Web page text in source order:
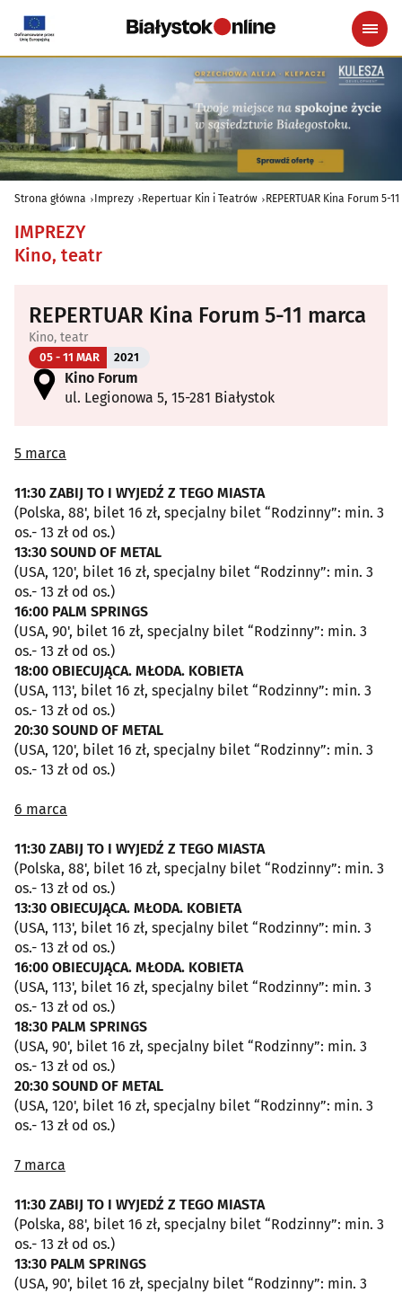
Strona główna Imprezy Repertuar Kin i Teatrów REPERTUAR Kina Forum 5-
IMPREZY
Kino, teatr
REPERTUAR Kina Forum 5-11 marca
Kino, teatr
05 - 11 MAR 2021
Kino Forum
ul. Legionowa 5, 15-281 Białystok
5 marca
11:30 ZABIJ TO I WYJEDŹ Z TEGO MIASTA
(Polska, 88', bilet 16 zł, specjalny bilet “Rodzinny”: min. 3
os.- 13 zł od os.)
13:30 SOUND OF METAL
(USA, 120', bilet 16 zł, specjalny bilet “Rodzinny”: min. 3
os.- 13 zł od os.)
16:00 PALM SPRINGS
(USA, 90', bilet 16 zł, specjalny bilet “Rodzinny”: min. 3
os.- 13 zł od os.)
18:00 OBIECUJĄCA. MŁODA. KOBIETA
(USA, 113', bilet 16 zł, specjalny bilet “Rodzinny”: min. 3
os.- 13 zł od os.)
20:30 SOUND OF METAL
(USA, 120', bilet 16 zł, specjalny bilet “Rodzinny”: min. 3
os.- 13 zł od os.)
6 marca
11:30 ZABIJ TO I WYJEDŹ Z TEGO MIASTA
(Polska, 88', bilet 16 zł, specjalny bilet “Rodzinny”: min. 3
os.- 13 zł od os.)
13:30 OBIECUJĄCA. MŁODA. KOBIETA
(USA, 113', bilet 16 zł, specjalny bilet “Rodzinny”: min. 3
os.- 13 zł od os.)
16:00 OBIECUJĄCA. MŁODA. KOBIETA
(USA, 113', bilet 16 zł, specjalny bilet “Rodzinny”: min. 3
os.- 13 zł od os.)
18:30 PALM SPRINGS
(USA, 90', bilet 16 zł, specjalny bilet “Rodzinny”: min. 3
os.- 13 zł od os.)
20:30 SOUND OF METAL
(USA, 120', bilet 16 zł, specjalny bilet “Rodzinny”: min. 3
os.- 13 zł od os.)
7 marca
11:30 ZABIJ TO I WYJEDŹ Z TEGO MIASTA
(Polska, 88', bilet 16 zł, specjalny bilet “Rodzinny”: min. 3
os.- 13 zł od os.)
13:30 PALM SPRINGS
(USA, 90', bilet 16 zł, specjalny bilet “Rodzinny”: min. 3